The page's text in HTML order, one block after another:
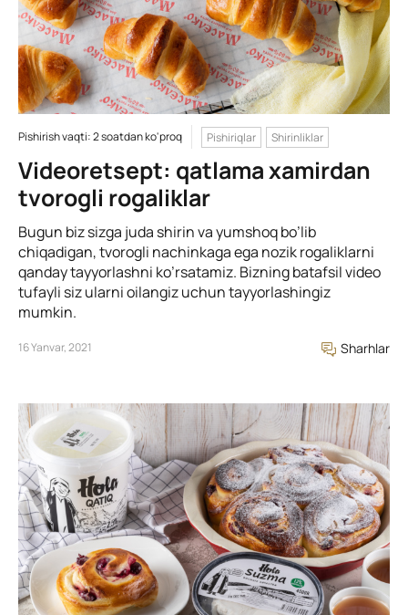
Pishirish vaqti: 2 soatdan ko'proq Pishiriqlar Shirinliklar
Videoretsept: qatlama xamirdan
tvorogli rogaliklar
Bugun biz sizga juda shirin va yumshoq bo’lib
chiqadigan, tvorogli nachinkaga ega nozik rogaliklarni
qanday tayyorlashni ko’rsatamiz. Bizning batafsil video
tufayli siz ularni oilangiz uchun tayyorlashingiz
mumkin.
16 Yanvar, 2021 Sharhlar